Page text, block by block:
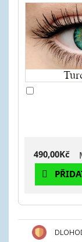
490,00Kč